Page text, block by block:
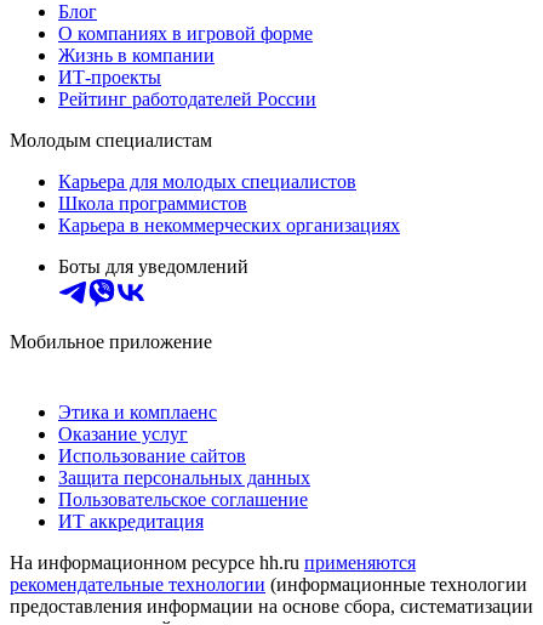
Блог
О компаниях в игровой форме
Жизнь в компании
ИТ-проекты
Рейтинг работодателей России
Молодым специалистам
Карьера для молодых специалистов
Школа программистов
Карьера в некоммерческих организациях
Боты для уведомлений
Мобильное приложение
Этика и комплаенс
Оказание услуг
Использование сайтов
Защита персональных данных
Пользовательское соглашение
ИТ аккредитация
На информационном ресурсе hh.ru применяются
рекомендательные технологии (информационные технологии
предоставления информации на основе сбора, систематизации